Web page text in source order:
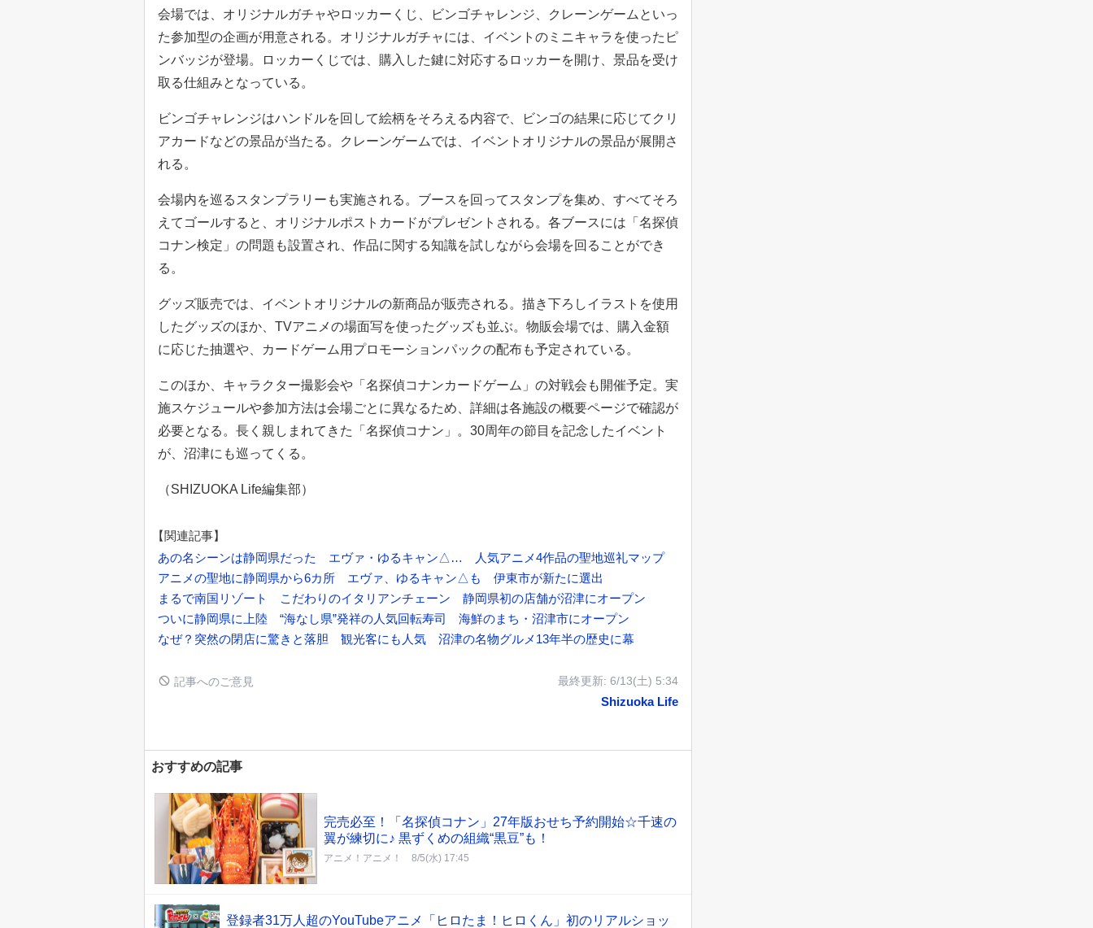
会場では、オリジナルガチャやロッカーくじ、ビンゴチャレンジ、クレーンゲームといっ
た参加型の企画が用意される。オリジナルガチャには、イベントのミニキャラを使ったピ
ンバッジが登場。ロッカーくじでは、購入した鍵に対応するロッカーを開け、景品を受け
取る仕組みとなっている。
ビンゴチャレンジはハンドルを回して絵柄をそろえる内容で、ビンゴの結果に応じてクリ
アカードなどの景品が当たる。クレーンゲームでは、イベントオリジナルの景品が展開さ
れる。
会場内を巡るスタンプラリーも実施される。ブースを回ってスタンプを集め、すべてそろ
えてゴールすると、オリジナルポストカードがプレゼントされる。各ブースには「名探偵
コナン検定」の問題も設置され、作品に関する知識を試しながら会場を回ることができ
る。
グッズ販売では、イベントオリジナルの新商品が販売される。描き下ろしイラストを使用
したグッズのほか、TVアニメの場面写を使ったグッズも並ぶ。物販会場では、購入金額
に応じた抽選や、カードゲーム用プロモーションパックの配布も予定されている。
このほか、キャラクター撮影会や「名探偵コナンカードゲーム」の対戦会も開催予定。実
施スケジュールや参加方法は会場ごとに異なるため、詳細は各施設の概要ページで確認が
必要となる。長く親しまれてきた「名探偵コナン」。30周年の節目を記念したイベント
が、沼津にも巡ってくる。
（SHIZUOKA Life編集部）
【関連記事】
あの名シーンは静岡県だった エヴァ・ゆるキャン△… 人気アニメ4作品の聖地巡礼マップ
アニメの聖地に静岡県から6カ所 エヴァ、ゆるキャン△も 伊東市が新たに選出
まるで南国リゾート こだわりのイタリアンチェーン 静岡県初の店舗が沼津にオープン
ついに静岡県に上陸 “海なし県”発祥の人気回転寿司 海鮮のまち・沼津市にオープン
なぜ？突然の閉店に驚きと落胆 観光客にも人気 沼津の名物グルメ13年半の歴史に幕
記事へのご意見 最終更新: 6/13(土) 5:34
Shizuoka Life
おすすめの記事
完売必至！「名探偵コナン」27年版おせち予約開始☆千速の
翼が練切に♪ 黒ずくめの組織“黒豆”も！
アニメ！アニメ！ 8/5(水) 17:45
登録者31万人超のYouTubeアニメ「ヒロたま！ヒロくん」初のリアルショッ